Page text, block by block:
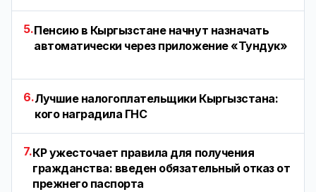
5.Пенсию в Кыргызстане начнут назначать
автоматически через приложение «Тундук»
6.Лучшие налогоплательщики Кыргызстана:
кого наградила ГНС
7.КР ужесточает правила для получения
гражданства: введен обязательный отказ от
прежнего паспорта